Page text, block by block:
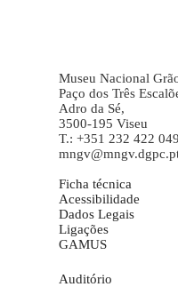
Museu Nacional
Paço dos Três
Adro da Sé,
3500-195 Viseu
T.: +351 232 422 049
Ficha técnica
Acessibilidade
Dados Legais
Ligações
GAMUS
Auditório